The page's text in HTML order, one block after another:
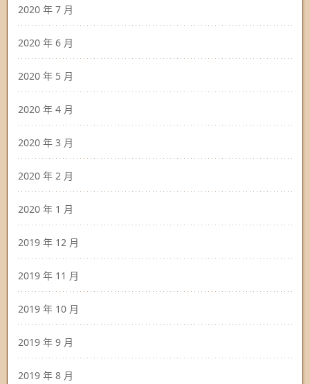
2020 年 7 月
2020 年 6 月
2020 年 5 月
2020 年 4 月
2020 年 3 月
2020 年 2 月
2020 年 1 月
2019 年 12 月
2019 年 11 月
2019 年 10 月
2019 年 9 月
2019 年 8 月